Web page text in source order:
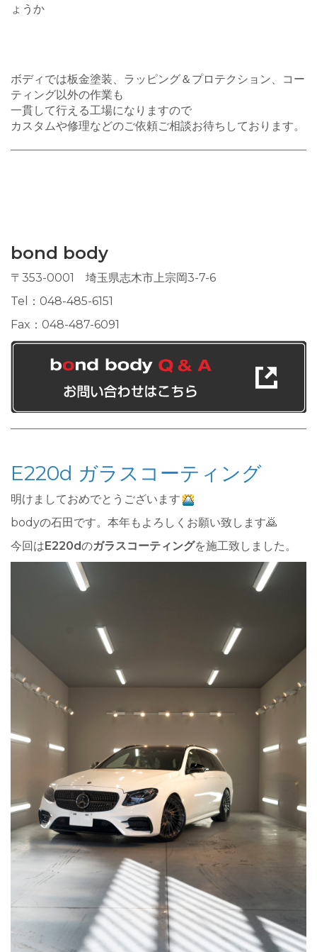
ょうか
ボディでは板金塗装、ラッピング＆プロテクション、コー
ティング以外の作業も
一貫して行える工場になりますので
カスタムや修理などのご依頼ご相談お待ちしております。
bond body
〒353-0001 埼玉県志木市上宗岡3-7-6
Tel：048-485-6151
Fax：048-487-6091
E220d ガラスコーティング
明けましておめでとうございます
bodyの石田です。本年もよろしくお願い致します🙇
今回はE220dのガラスコーティングを施工致しました。